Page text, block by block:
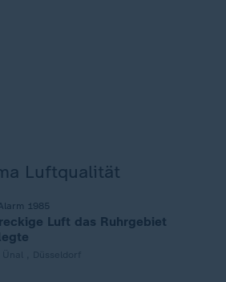
Luftqualität
1985
Luft das Ruhrgebiet